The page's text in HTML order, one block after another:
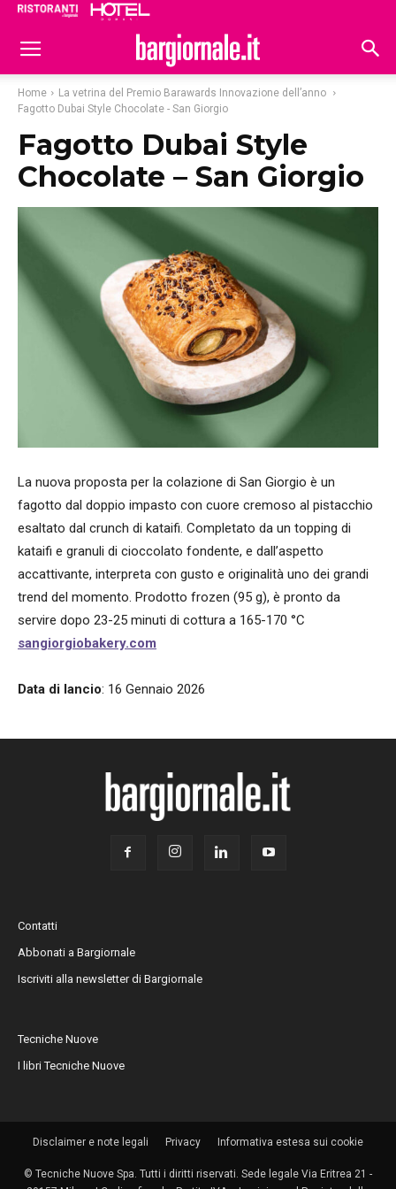
Home
La vetrina del Premio Barawards Innovazione dell’anno
Fagotto Dubai Style Chocolate - San Giorgio
Fagotto Dubai Style
Chocolate – San Giorgio
La nuova proposta per la colazione di San Giorgio è un
fagotto dal doppio impasto con cuore cremoso al pistacchio
esaltato dal crunch di kataifi. Completato da un topping di
kataifi e granuli di cioccolato fondente, e dall’aspetto
accattivante, interpreta con gusto e originalità uno dei grandi
trend del momento. Prodotto frozen (95 g), è pronto da
servire dopo 23-25 minuti di cottura a 165-170 °C
sangiorgiobakery.com
Data di lancio: 16 Gennaio 2026
Contatti
Abbonati a Bargiornale
Iscriviti alla newsletter di Bargiornale
Tecniche Nuove
I libri Tecniche Nuove
Disclaimer e note legali Privacy Informativa estesa sui cookie
© Tecniche Nuove Spa. Tutti i diritti riservati. Sede legale Via Eritrea 21 -